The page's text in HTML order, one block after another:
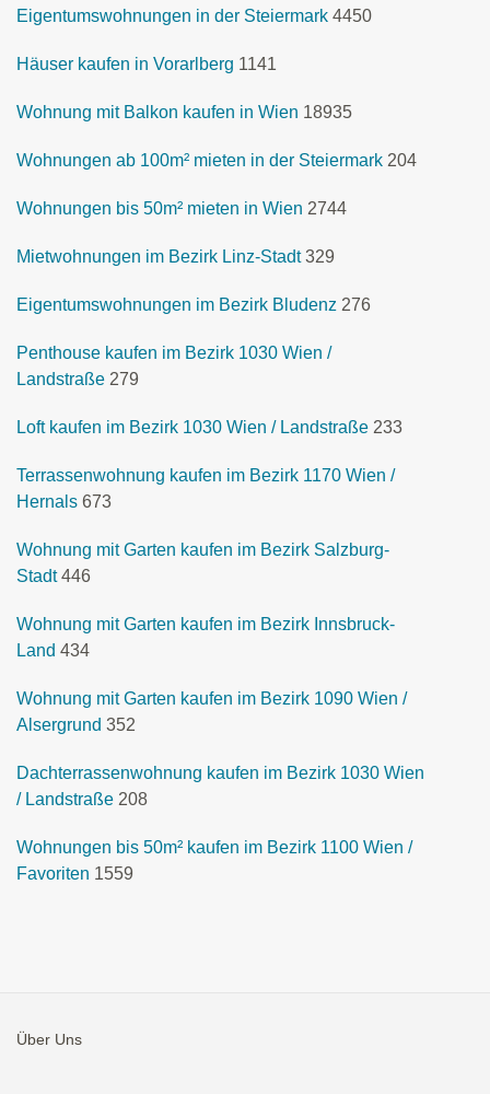
Eigentumswohnungen in der Steiermark 4450
Häuser kaufen in Vorarlberg 1141
Wohnung mit Balkon kaufen in Wien 18935
Wohnungen ab 100m² mieten in der Steiermark 204
Wohnungen bis 50m² mieten in Wien 2744
Mietwohnungen im Bezirk Linz-Stadt 329
Eigentumswohnungen im Bezirk Bludenz 276
Penthouse kaufen im Bezirk 1030 Wien /
Landstraße 279
Loft kaufen im Bezirk 1030 Wien / Landstraße 233
Terrassenwohnung kaufen im Bezirk 1170 Wien /
Hernals 673
Wohnung mit Garten kaufen im Bezirk Salzburg-
Stadt 446
Wohnung mit Garten kaufen im Bezirk Innsbruck-
Land 434
Wohnung mit Garten kaufen im Bezirk 1090 Wien /
Alsergrund 352
Dachterrassenwohnung kaufen im Bezirk 1030 Wien
/ Landstraße 208
Wohnungen bis 50m² kaufen im Bezirk 1100 Wien /
Favoriten 1559
Über Uns